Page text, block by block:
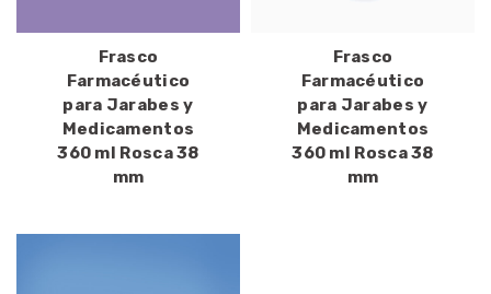
Frasco
Farmacéutico
para Jarabes y
Medicamentos
360 ml Rosca 38
mm
Frasco
Farmacéutico
para Jarabes y
Medicamentos
360 ml Rosca 38
mm